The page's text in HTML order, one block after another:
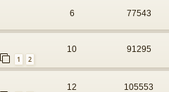
6 77543
1 2
10 91295
12 105553